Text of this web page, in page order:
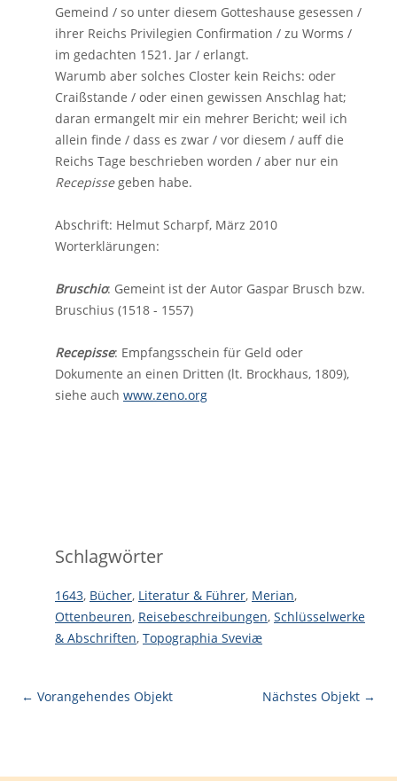
Gemeind / so unter diesem Gotteshause gesessen /
ihrer Reichs Privilegien Confirmation / zu Worms /
im gedachten 1521. Jar / erlangt.
Warumb aber solches Closter kein Reichs: oder
Craißstande / oder einen gewissen Anschlag hat;
daran ermangelt mir ein mehrer Bericht; weil ich
allein finde / dass es zwar / vor diesem / auff die
Reichs Tage beschrieben worden / aber nur ein
Recepissegeben habe.
Abschrift: Helmut Scharpf, März 2010
Worterklärungen:
Bruschio: Gemeint ist der Autor Gaspar Brusch bzw.
Bruschius (1518 - 1557)
Recepisse: Empfangsschein für Geld oder
Dokumente an einen Dritten (lt. Brockhaus, 1809),
siehe auch www.zeno.org
Schlagwörter
1643, Bücher, Literatur & Führer, Merian,
Ottenbeuren, Reisebeschreibungen, Schlüsselwerke
& Abschriften, Topographia Sveviæ
← Vorangehendes Objekt Nächstes Objekt →